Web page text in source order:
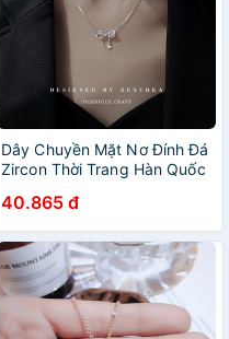
Dây Chuyền Mặt Nơ Đính Đá
Zircon Thời Trang Hàn Quốc
40.865 đ